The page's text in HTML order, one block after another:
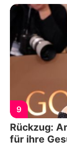
9
Rückzug:
für ihre